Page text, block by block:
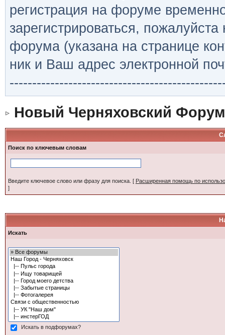
регистрация на форуме
зарегистрироваться,
форума (указана на странице
ник и Ваш адрес электронной
Новый Черняховский Форум
Поиск по ключевым словам
Введите ключевое слово или фразу для поиска. [ Расширенная помощь по
]
Искать
Искать в подфорумах?